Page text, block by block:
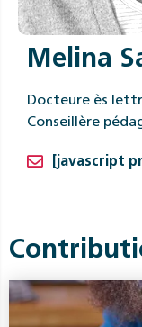
Melina
Docteure ès
Conseillère
[javascript